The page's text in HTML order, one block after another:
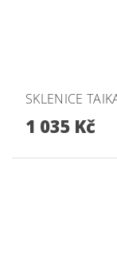
SKLENICE
1 035 Kč